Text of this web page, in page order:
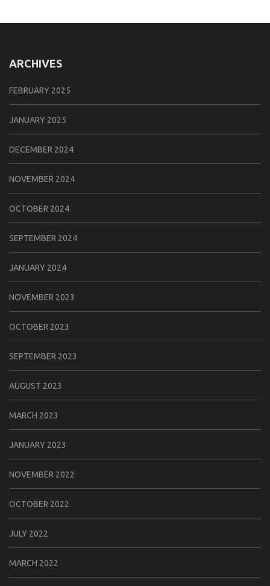
ARCHIVES
FEBRUARY 2025
JANUARY 2025
DECEMBER 2024
NOVEMBER 2024
OCTOBER 2024
SEPTEMBER 2024
JANUARY 2024
NOVEMBER 2023
OCTOBER 2023
SEPTEMBER 2023
AUGUST 2023
MARCH 2023
JANUARY 2023
NOVEMBER 2022
OCTOBER 2022
JULY 2022
MARCH 2022